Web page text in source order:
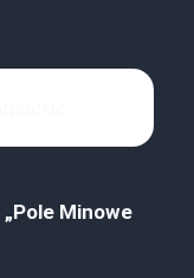
„Pole Minowe